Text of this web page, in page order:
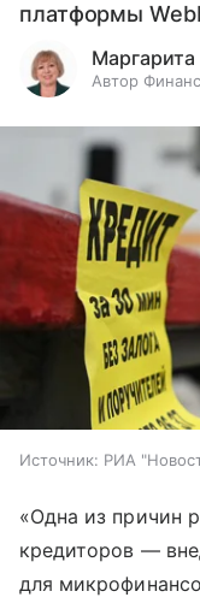
платформы
Автор
Источник: РИА
«Одна из причин
кредиторов —
для